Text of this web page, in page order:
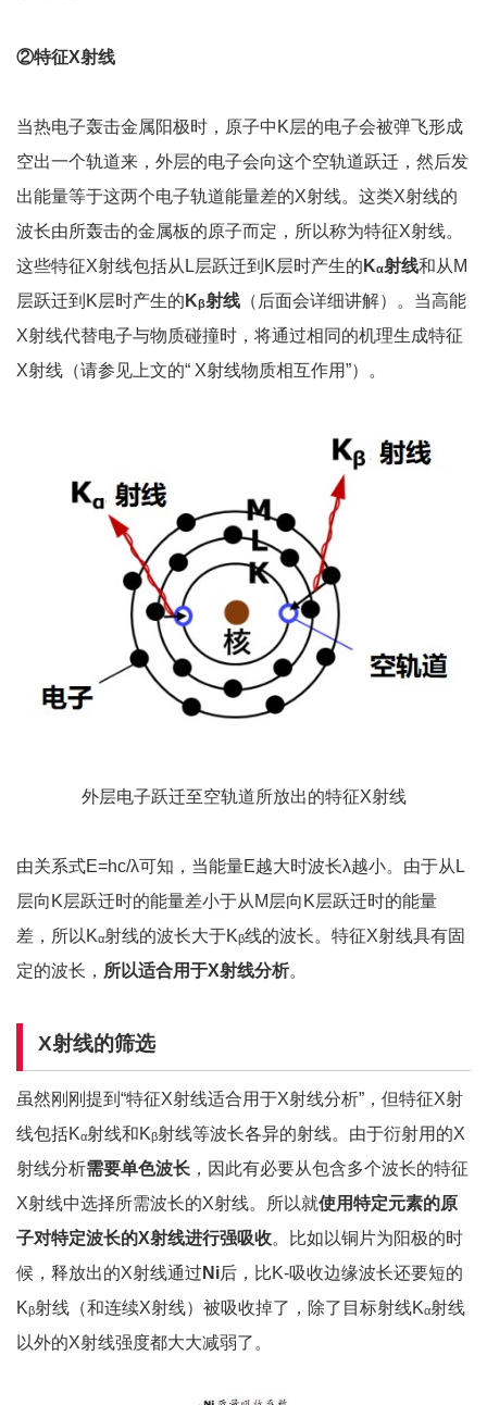
②特征X射线
当热电子轰击金属阳极时，原子中K层的电子会被弹飞形成
空出一个轨道来，外层的电子会向这个空轨道跃迁，然后发
出能量等于这两个电子轨道能量差的X射线。这类X射线的
波长由所轰击的金属板的原子而定，所以称为特征X射线。
这些特征X射线包括从L层跃迁到K层时产生的 Kα射线和从M
层跃迁到K层时产生的 Kβ射线 （后面会详细讲解）。当高能
X射线代替电子与物质碰撞时，将通过相同的机理生成特征
X射线（请参见上文的“ X射线物质相互作用”）。
外层电子跃迁至空轨道所放出的特征X射线
由关系式E=hc/λ可知，当能量E越大时波长λ越小。由于从L
层向K层跃迁时的能量差小于从M层向K层跃迁时的能量
差，所以Kα射线的波长大于Kβ线的波长。特征X射线具有固
定的波长， 所以适合用于X射线分析。
X射线的筛选
虽然刚刚提到“特征X射线适合用于X射线分析”，但特征X射
线包括Kα射线和Kβ射线等波长各异的射线。由于衍射用的X
射线分析需要单色波长 ，因此有必要从包含多个波长的特征
X射线中选择所需波长的X射线。所以就使用特定元素的原
子对特定波长的X射线进行强吸收。比如以铜片为阳极的时
候，释放出的X射线通过 Ni后，比K-吸收边缘波长还要短的
Kβ射线（和连续X射线）被吸收掉了，除了目标射线Kα射线
以外的X射线强度都大大减弱了。